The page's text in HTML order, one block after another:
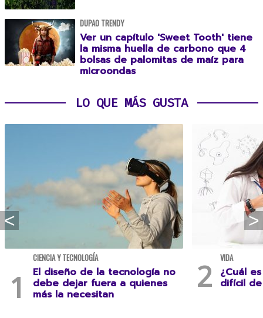
DUPAO TRENDY
Ver un capítulo 'Sweet Tooth' tiene
la misma huella de carbono que 4
bolsas de palomitas de maíz para
microondas
LO QUE MÁS GUSTA
CIENCIA Y TECNOLOGÍA
El diseño de la tecnología no
debe dejar fuera a quienes
más la necesitan
VIDA
¿Cuál
difícil